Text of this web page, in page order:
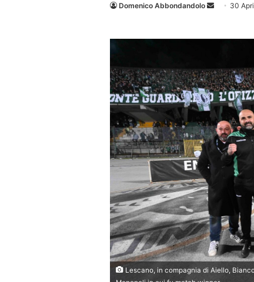
Domenico Abbondandolo
Invia 30
Lescano, in compagnia di Aiello,